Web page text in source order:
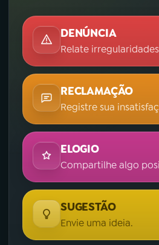
DENÚNCIA
Relate
RECLAMAÇÃO
Registre sua
ELOGIO
Compartilhe algo
SUGESTÃO
Envie uma ideia.